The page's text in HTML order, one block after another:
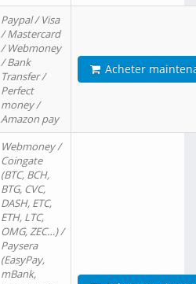
Paypal / Visa
/ Mastercard
/ Webmoney
/ Bank
Transfer /
Perfect
money /
Amazon pay
Acheter
Webmoney /
Coingate
(BTC, BCH,
BTG, CVC,
DASH, ETC,
ETH, LTC,
OMG, ZEC…) /
Paysera
(EasyPay,
mBank,